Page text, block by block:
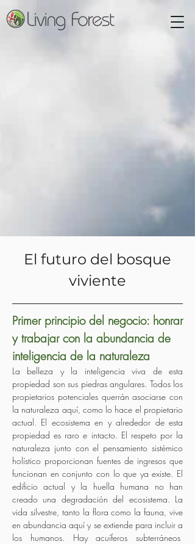
El futuro del bosque
viviente
Primer principio del negocio: honrar
y trabajar con la abundancia de
inteligencia de la naturaleza
La belleza y la inteligencia viva de esta
propiedad son sus piedras angulares. Todos los
propietarios potenciales querrán asociarse con
la naturaleza aquí, como lo hace el propietario
actual. El ecosistema en y alrededor de esta
propiedad es raro e intacto. El respeto por la
naturaleza junto con el pensamiento sistémico
holístico proporcionan fuentes de ingresos que
funcionan en conjunto con lo que ya existe. El
edificio actual y la huella humana no han
creado una degradación del ecosistema. La
vida silvestre, tanto la flora como la fauna, vive
en abundancia aquí y se extiende para incluir a
los humanos. Hay acuíferos subterráneos